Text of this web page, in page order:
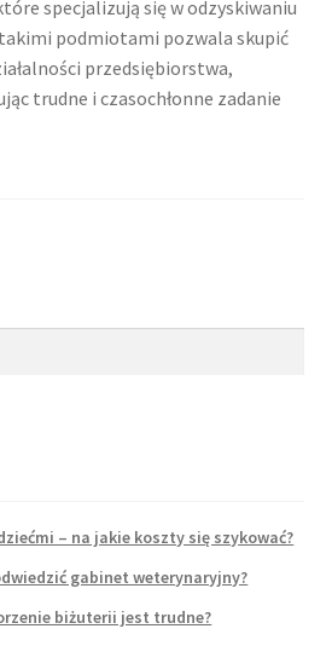
specjalizują się w odzyskiwaniu
takimi podmiotami pozwala skupić
przedsiębiorstwa,
trudne i czasochłonne zadanie
– na jakie koszty się szykować?
gabinet weterynaryjny?
biżuterii jest trudne?